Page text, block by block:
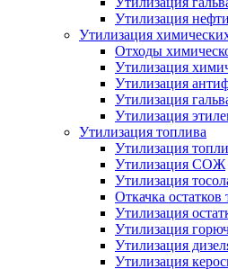
Утилизация нефти
Утилизация
Отходы
Утилизация
Утилизация
Утилизация
Утилизация
Утилизация топлива
Утилизация
Утилизация СОЖ
Утилизация
Откачка остатков
Утилизация
Утилизация
Утилизация
Утилизация